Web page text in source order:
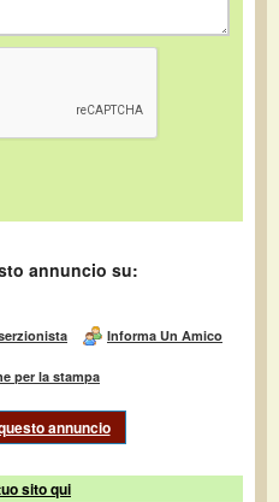
annuncio su:
Informa Un Amico
per la stampa
annuncio
sito qui